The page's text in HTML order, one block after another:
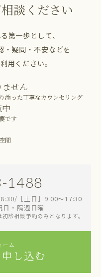
談ください
第一歩として、
・疑問・不安などを
用ください。
せん
添った丁寧なカウンセリング
です
間
1488
［土日］9:00～17:30
日・隔週日曜
診相談予約のみとなります。
ーム
し込む